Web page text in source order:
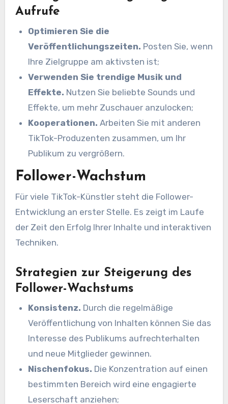
Aufrufe
Optimieren Sie die
Veröffentlichungszeiten. Posten Sie, wenn
Ihre Zielgruppe am aktivsten ist;
Verwenden Sie trendige Musik und
Effekte. Nutzen Sie beliebte Sounds und
Effekte, um mehr Zuschauer anzulocken;
Kooperationen. Arbeiten Sie mit anderen
TikTok-Produzenten zusammen, um Ihr
Publikum zu vergrößern.
Follower-Wachstum
Für viele TikTok-Künstler steht die Follower-
Entwicklung an erster Stelle. Es zeigt im Laufe
der Zeit den Erfolg Ihrer Inhalte und interaktiven
Techniken.
Strategien zur Steigerung des
Follower-Wachstums
Konsistenz. Durch die regelmäßige
Veröffentlichung von Inhalten können Sie das
Interesse des Publikums aufrechterhalten
und neue Mitglieder gewinnen.
Nischenfokus. Die Konzentration auf einen
bestimmten Bereich wird eine engagierte
Leserschaft anziehen;